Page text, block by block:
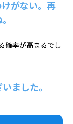
がない。再
確率が高まるでし
ました。